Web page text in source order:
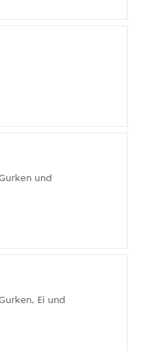
und
Ei und